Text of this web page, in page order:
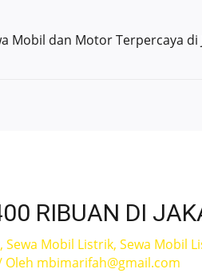
Mobil dan Motor Terpercaya di
RIBUAN DI
, Sewa Mobil Listrik, Sewa Mobil
Oleh mbimarifah@gmail.com